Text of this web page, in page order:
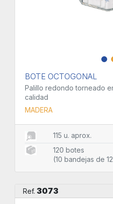
BOTE OCTOGONAL
Palillo redondo torneado
calidad
MADERA
115 u. aprox.
120 botes
(10 bandejas de
Ref. 3073